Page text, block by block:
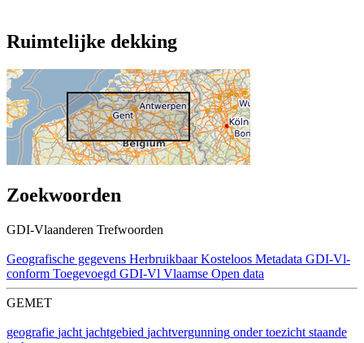
Ruimtelijke dekking
Zoekwoorden
GDI-Vlaanderen Trefwoorden
Geografische gegevens Herbruikbaar Kosteloos Metadata GDI-Vl-
conform Toegevoegd GDI-Vl Vlaamse Open data
GEMET
geografie jacht jachtgebied jachtvergunning onder toezicht staande